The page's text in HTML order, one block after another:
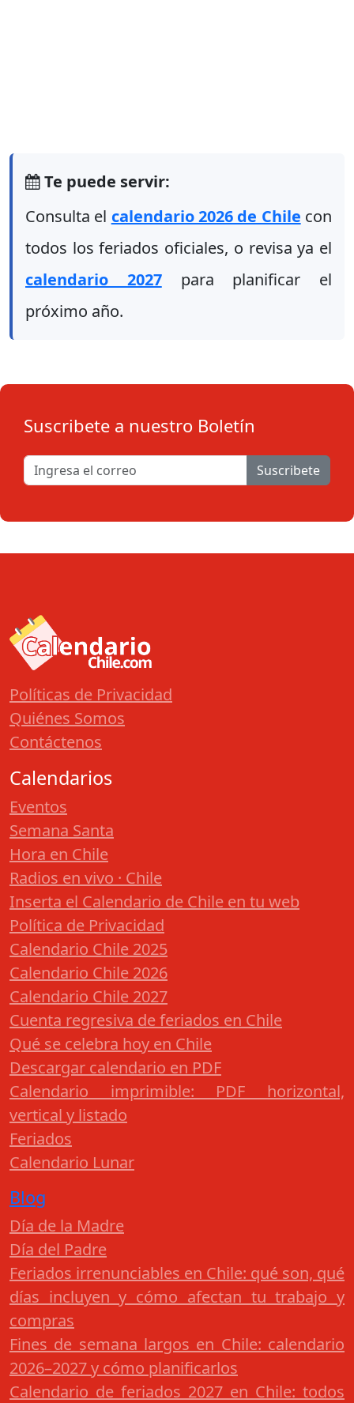
Te puede servir:
Consulta el calendario 2026 de Chile con
todos los feriados oficiales, o revisa ya el
calendario 2027para planificar el
próximo año.
Suscribete a nuestro Boletín
Suscribete
Políticas de Privacidad
Quiénes Somos
Contáctenos
Calendarios
Eventos
Semana Santa
Hora en Chile
Radios en vivo · Chile
Inserta el Calendario de Chile en tu web
Política de Privacidad
Calendario Chile 2025
Calendario Chile 2026
Calendario Chile 2027
Cuenta regresiva de feriados en Chile
Qué se celebra hoy en Chile
Descargar calendario en PDF
Calendario imprimible: PDF horizontal,
vertical y listado
Feriados
Calendario Lunar
Blog
Día de la Madre
Día del Padre
Feriados irrenunciables en Chile: qué son, qué
días incluyen y cómo afectan tu trabajo y
compras
Fines de semana largos en Chile: calendario
2026–2027 y cómo planificarlos
Calendario de feriados 2027 en Chile: todos